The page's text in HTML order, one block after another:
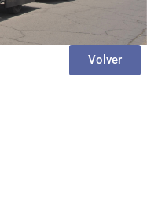
Volver